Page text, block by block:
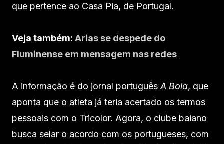
que pertence ao Casa Pia, de Portugal.
Veja também: Arias se despede do
Fluminense em mensagem nas redes
A informação é do jornal português A Bola, que
aponta que o atleta já teria acertado os termos
pessoais com o Tricolor. Agora, o clube baiano
busca selar o acordo com os portugueses, com